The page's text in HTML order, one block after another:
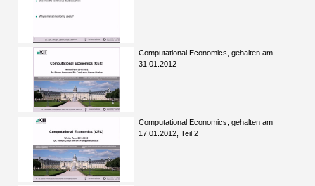
Computational Economics, gehalten am
31.01.2012
Computational Economics, gehalten am
17.01.2012, Teil 2